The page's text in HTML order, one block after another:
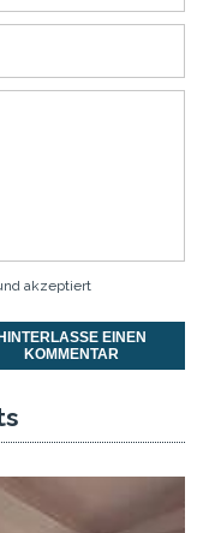
akzeptiert
HINTERLASSE EINEN
KOMMENTAR